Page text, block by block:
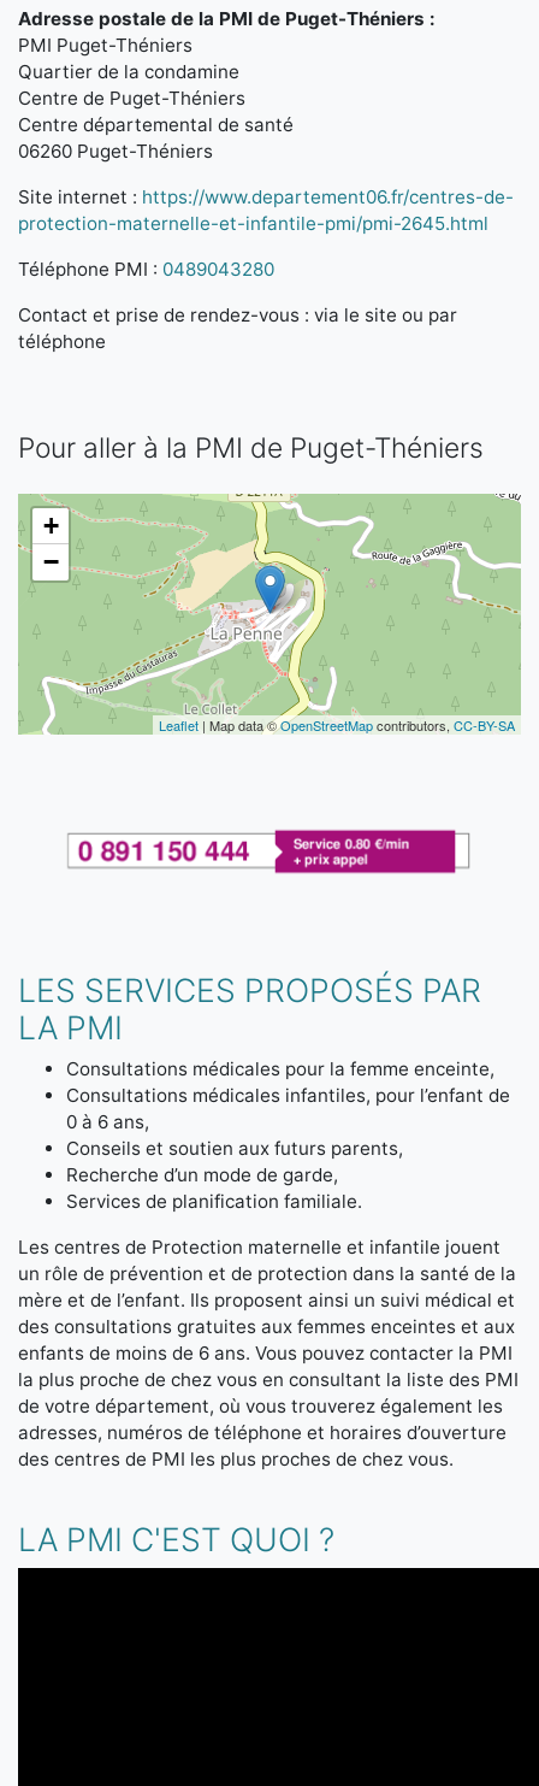
Adresse postale de la PMI de Puget-Théniers :
PMI Puget-Théniers
Quartier de la condamine
Centre de Puget-Théniers
Centre départemental de santé
06260 Puget-Théniers
Site internet : https://www.departement06.fr/centres-de-
protection-maternelle-et-infantile-pmi/pmi-2645.html
Téléphone PMI : 0489043280
Contact et prise de rendez-vous : via le site ou par
téléphone
Pour aller à la PMI de Puget-Théniers
+
−
Leaflet | Map data ©OpenStreetMapcontributors, CC-BY-SA
LES SERVICES PROPOSÉS PAR
LA PMI
Consultations médicales pour la femme enceinte,
Consultations médicales infantiles, pour l’enfant de
0 à 6 ans,
Conseils et soutien aux futurs parents,
Recherche d’un mode de garde,
Services de planification familiale.
Les centres de Protection maternelle et infantile jouent
un rôle de prévention et de protection dans la santé de la
mère et de l’enfant. Ils proposent ainsi un suivi médical et
des consultations gratuites aux femmes enceintes et aux
enfants de moins de 6 ans. Vous pouvez contacter la PMI
la plus proche de chez vous en consultant la liste des PMI
de votre département, où vous trouverez également les
adresses, numéros de téléphone et horaires d’ouverture
des centres de PMI les plus proches de chez vous.
LA PMI C'EST QUOI ?